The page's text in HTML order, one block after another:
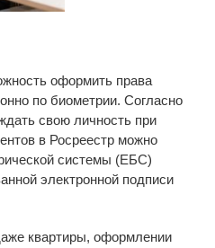
оформить права
по биометрии. Согласно
свою личность при
в Росреестр можно
системы (ЕБС)
электронной подписи
квартиры, оформлении